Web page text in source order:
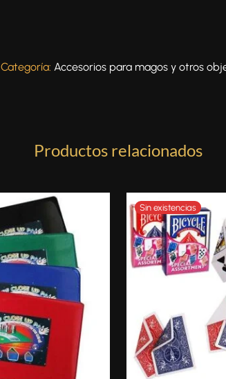
Categoría: Accesorios para magos y otros
Productos relacionados